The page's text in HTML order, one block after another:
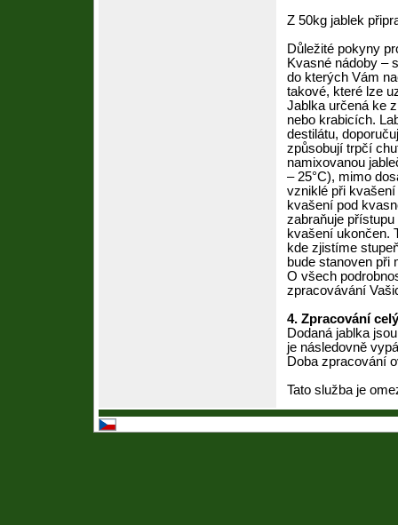
Z 50kg jablek
Důležité pokyny
Kvasné nádoby –
do kterých Vám
takové, které lze
Jablka určená ke
nebo krabicích.
destilátu,
způsobují trpčí
namixovanou
– 25°C), mimo
vzniklé při
kvašení pod
zabraňuje
kvašení ukončen.
kde zjistíme
bude stanoven při
O všech
zpracovávání
4. Zpracování
Dodaná jablka
je následovně
Doba zpracování
Tato služba je